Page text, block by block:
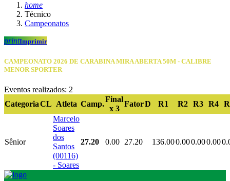
home
Técnico
Campeonatos
printImprimir
CAMPEONATO 2026 DE CARABINA MIRA ABERTA 50M - CALIBRE
MENOR SPORTER
Eventos realizados: 2
CategoriaCL Atleta Camp.
Final
x 3
FatorD R1 R2 R3 R4
Sênior
Marcelo
Soares
dos
Santos
(00116)
- Soares
27.20 0.00 27.20 136.000.000.000.00